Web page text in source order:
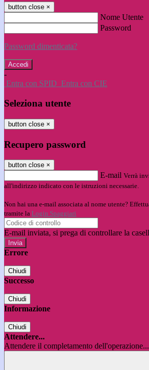
button close ×
Nome Utente
Password
Password dimenticata?
-
Entra con SPID Entra con CIE
Seleziona utente
button close ×
Recupero password
button close ×
E-mail Verrà
all'indirizzo indicato con le istruzioni necessarie.
Non hai una e-mail associata al nome utente?
tramite la Login Spaggiari
E-mail inviata, si prega di controllare la
Errore
Chiudi
Successo
Chiudi
Informazione
Chiudi
Attendere...
Attendere il completamento dell'operazione...